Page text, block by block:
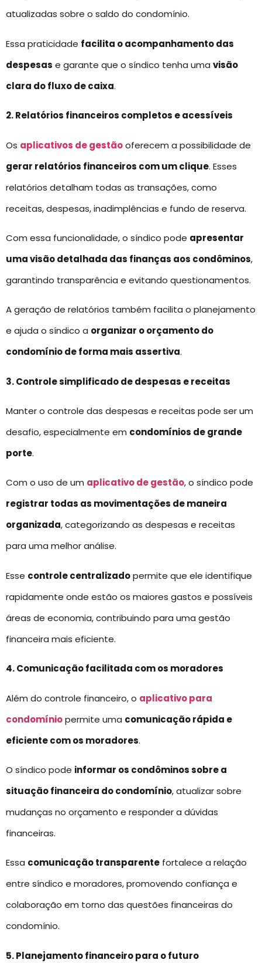
atualizadas sobre o saldo do condomínio.
Essa praticidade facilita o acompanhamento das
despesas e garante que o síndico tenha uma visão
clara do fluxo de caixa.
2. Relatórios financeiros completos e acessíveis
Os aplicativos de gestãooferecem a possibilidade de
gerar relatórios financeiros com um clique. Esses
relatórios detalham todas as transações, como
receitas, despesas, inadimplências e fundo de reserva.
Com essa funcionalidade, o síndico pode apresentar
uma visão detalhada das finanças aos condôminos,
garantindo transparência e evitando questionamentos.
A geração de relatórios também facilita o planejamento
e ajuda o síndico a organizar o orçamento do
condomínio de forma mais assertiva.
3. Controle simplificado de despesas e receitas
Manter o controle das despesas e receitas pode ser um
desafio, especialmente em condomínios de grande
porte.
Com o uso de um aplicativo de gestão, o síndico pode
registrar todas as movimentações de maneira
organizada, categorizando as despesas e receitas
para uma melhor análise.
Esse controle centralizadopermite que ele identifique
rapidamente onde estão os maiores gastos e possíveis
áreas de economia, contribuindo para uma gestão
financeira mais eficiente.
4. Comunicação facilitada com os moradores
Além do controle financeiro, o aplicativo para
condomíniopermite uma comunicação rápida e
eficiente com os moradores.
O síndico pode informar os condôminos sobre a
situação financeira do condomínio, atualizar sobre
mudanças no orçamento e responder a dúvidas
financeiras.
Essa comunicação transparente fortalece a relação
entre síndico e moradores, promovendo confiança e
colaboração em torno das questões financeiras do
condomínio.
5. Planejamento financeiro para o futuro